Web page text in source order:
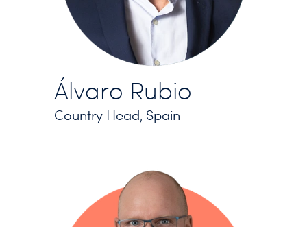
Álvaro Rubio
Country Head, Spain